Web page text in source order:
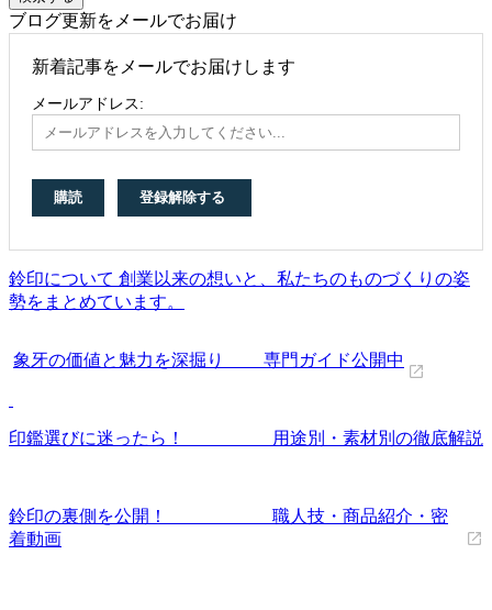
ブログ更新をメールでお届け
新着記事をメールでお届けします
メールアドレス:
鈴印について 創業以来の想いと、私たちのものづくりの姿
勢をまとめています。
象牙の価値と魅力を深掘り 専門ガイド公開中
印鑑選びに迷ったら！ 用途別・素材別の徹底解説
鈴印の裏側を公開！ 職人技・商品紹介・密
着動画